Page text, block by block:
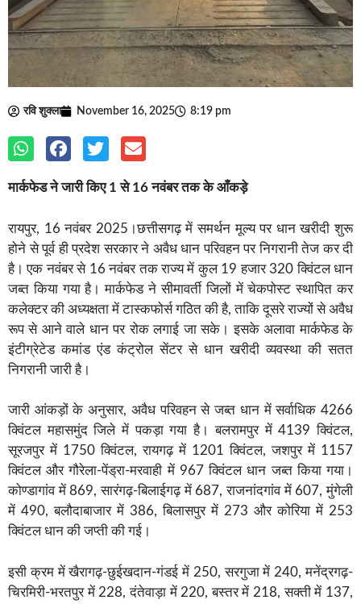
रवि शुक्ला November 16, 2025 8:19 pm
मार्कफेड ने जारी किए 1 से 16 नवंबर तक के आँकड़े
रायपुर, 16 नवंबर 2025।छत्तीसगढ़ में समर्थन मूल्य पर धान खरीदी शुरू
होने से पूर्व ही प्रदेश सरकार ने अवैध धान परिवहन पर निगरानी तेज कर दी
है। एक नवंबर से 16 नवंबर तक राज्य में कुल 19 हजार 320 क्विंटल धान
जब्त किया गया है। मार्कफेड ने सीमावर्ती जिलों में चेकपोस्ट स्थापित कर
कलेक्टर की अध्यक्षता में टास्कफोर्स गठित की है, ताकि दूसरे राज्यों से अवैध
रूप से आने वाले धान पर रोक लगाई जा सके। इसके अलावा मार्कफेड के
इंटीग्रेटेड कमांड एंड कंट्रोल सेंटर से धान खरीदी व्यवस्था की सतत
निगरानी जारी है।
जारी आंकड़ों के अनुसार, अवैध परिवहन से जब्त धान में सर्वाधिक 4266
क्विंटल महासमुंद जिले में पकड़ा गया है। बलरामपुर में 4139 क्विंटल,
सूरजपुर में 1750 क्विंटल, रायगढ़ में 1201 क्विंटल, जशपुर में 1157
क्विंटल और गौरेला-पेंड्रा-मरवाही में 967 क्विंटल धान जब्त किया गया।
कोण्डागांव में 869, सारंगढ़-बिलाईगढ़ में 687, राजनांदगांव में 607, मुंगेली
में 490, बलौदाबाजार में 386, बिलासपुर में 273 और कोरिया में 253
क्विंटल धान की जप्ती की गई।
इसी क्रम में खैरागढ़-छुईखदान-गंडई में 250, सरगुजा में 240, मनेंद्रगढ़-
चिरमिरी-भरतपुर में 228, दंतेवाड़ा में 220, बस्तर में 218, सक्ती में 137,